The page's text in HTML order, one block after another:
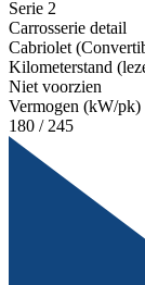
Serie 2
Carrosserie detail
Cabriolet
Kilometerstand
Niet voorzien
Vermogen (kW/pk)
180 / 245